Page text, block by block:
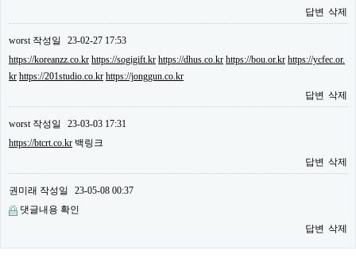
답변 삭제
worst작성일
23-02-27 17:53
https://koreanzz.co.kr https://sogigift.kr https://dhus.co.kr https://bou.or.kr https://ycfec.or.
kr https://201studio.co.kr https://jonggun.co.kr
답변 삭제
worst작성일
23-03-03 17:31
https://btcrt.co.kr 백링크
답변 삭제
권미래 작성일
23-05-08 00:37
댓글내용 확인
답변 삭제